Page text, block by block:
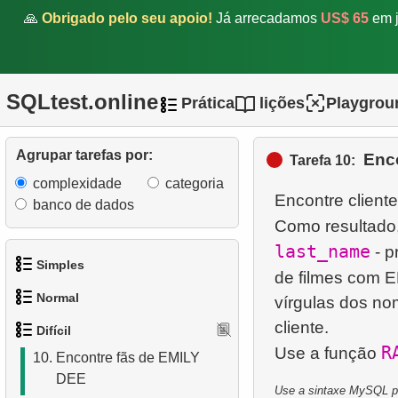
🙏 Obrigado pelo seu apoio! Já arrecadamos US$ 65 em
SQLtest.online Prática lições
Agrupar tarefas por:
complexidade
categoria
banco de dados
Simples
2. Lista de idiomas
Obtenha a lista de nomes
Normal
usando subconsulta
Difícil
em que HENRY BERRY
5.Calcule o fatorial
Encontre o tempo médio de
inatividade do disco
Encontre a distribuição por
categorias
8.Encontre a proporção
salarial
9.Encontre a classificação de
10. Encontre fãs de EMILY
DEE
Tarefa 10:
Encontre
Como
last_name -
de filmes com
vírgulas dos
cliente.
Use a função
Use a sintaxe MySQL